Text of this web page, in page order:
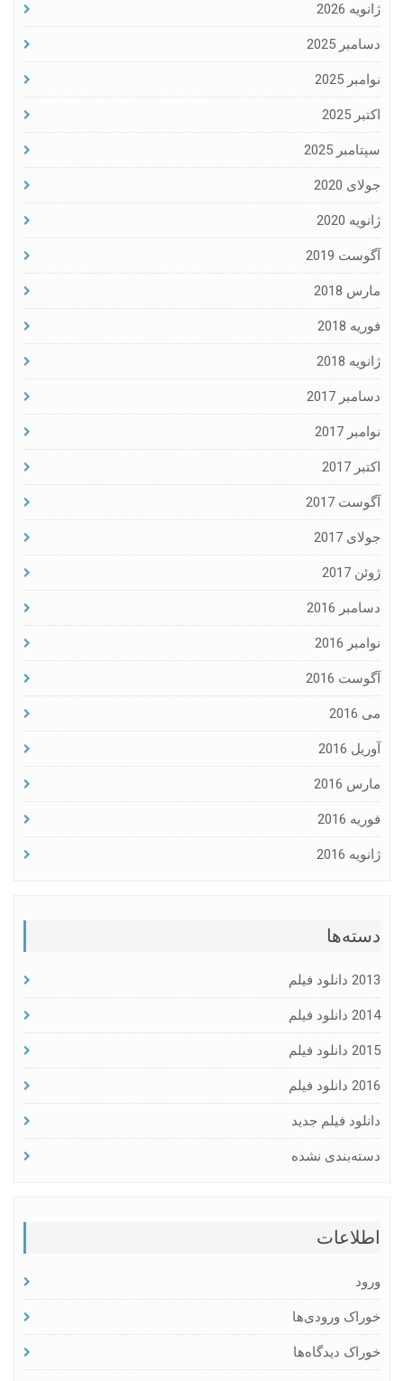
ژانویه 2026
دسامبر 2025
نوامبر 2025
اکتبر 2025
سپتامبر 2025
جولای 2020
ژانویه 2020
آگوست 2019
مارس 2018
فوریه 2018
ژانویه 2018
دسامبر 2017
نوامبر 2017
اکتبر 2017
آگوست 2017
جولای 2017
ژوئن 2017
دسامبر 2016
نوامبر 2016
آگوست 2016
می 2016
آوریل 2016
مارس 2016
فوریه 2016
ژانویه 2016
دسته‌ها
2013 دانلود فیلم
2014 دانلود فیلم
2015 دانلود فیلم
2016 دانلود فیلم
دانلود فیلم جدید
دسته‌بندی نشده
اطلاعات
ورود
خوراک ورودی‌ها
خوراک دیدگاه‌ها